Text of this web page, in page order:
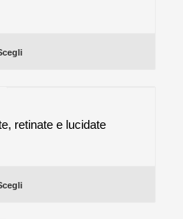
retinate e lucidate